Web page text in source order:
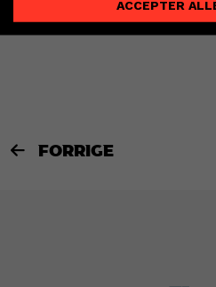
 FORRIGE
ACCEPTER